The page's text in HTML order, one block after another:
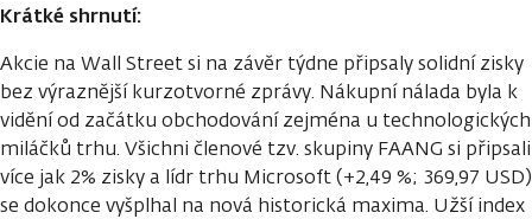
Krátké shrnutí:
Akcie na Wall Street si na závěr týdne připsaly solidní zisky
bez výraznější kurzotvorné zprávy. Nákupní nálada byla k
vidění od začátku obchodování zejména u technologických
miláčků trhu. Všichni členové tzv. skupiny FAANG si připsali
více jak 2% zisky a lídr trhu Microsoft (+2,49 %; 369,97 USD)
se dokonce vyšplhal na nová historická maxima. Užší index